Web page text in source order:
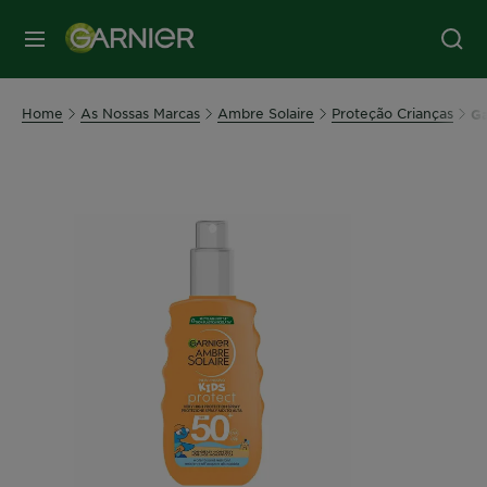
MENU
Home As Nossas Marcas Ambre Solaire Proteção Crianças